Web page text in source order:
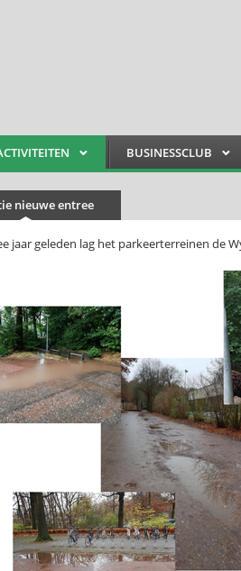
BUSINESSCLUB
nieuwe entree
jaar geleden lag het parkeerterreinen de